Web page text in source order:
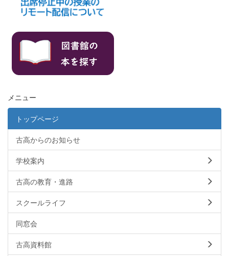
メニュー
トップページ
古高からのお知らせ
学校案内
古高の教育・進路
スクールライフ
同窓会
古高資料館